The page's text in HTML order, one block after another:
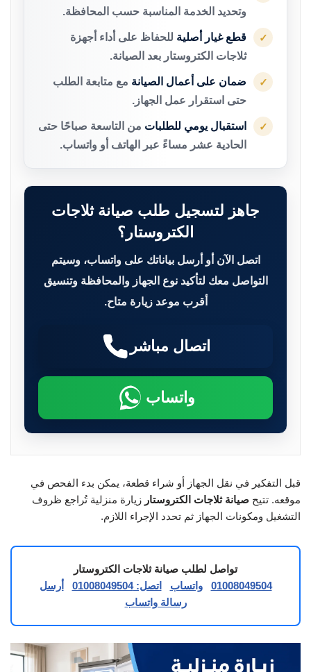
وتحديد الخدمة المناسبة حسب المحافظة.
✓ قطع غيار أصلية للحفاظ على أداء أجهزة
ثلاجات الكتروستار بعد الصيانة.
✓ ضمان على أعمال الصيانة مع متابعة الطلب
حتى استقرار عمل الجهاز.
✓ استقبال يومي للطلبات من التاسعة صباحًا حتى
الحادية عشر مساءً عبر الهاتف أو واتساب.
جاهز لتسجيل طلب صيانة ثلاجات
الكتروستار؟
اتصل الآن أو أرسل بياناتك على واتساب، وسيتم
التواصل معك لتأكيد نوع الجهاز والمحافظة وتنسيق
أقرب موعد زيارة متاح.
اتصال مباشر
واتساب
قبل التفكير في نقل الجهاز أو شراء قطعة، يمكن بدء الفحص في
موقعه. تتيح صيانة ثلاجات الكتروستار زيارة منزلية تُراجع ظروف
التشغيل ومكونات الجهاز ثم تحدد الإجراء اللازم.
تواصل لطلب صيانة ثلاجات الكتروستار
01008049504
واتساب اتصل: 01008049504
أرسل
رسالة واتساب